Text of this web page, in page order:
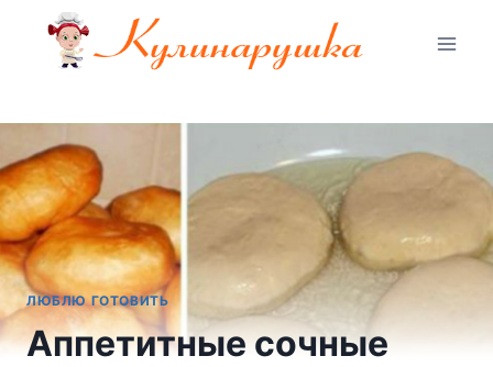
Перейти
содержимому
ЛЮБЛЮ ГОТОВИТЬ
Аппетитные сочные